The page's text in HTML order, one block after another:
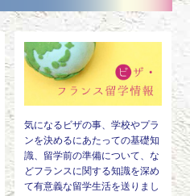
気になるビザの事、学校やプラ
ンを決めるにあたっての基礎知
識、留学前の準備について、な
どフランスに関する知識を深め
て有意義な留学生活を送りまし